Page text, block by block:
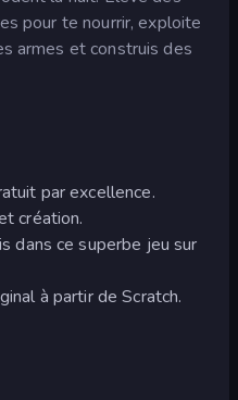
pour te nourrir, exploite
armes et construis des
par excellence.
création.
dans ce superbe jeu sur
à partir de Scratch.